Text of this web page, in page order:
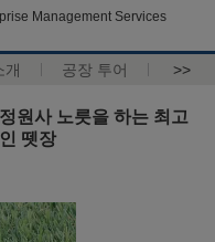
Management Services
개 공장 투어 >>
원사 노릇을 하는 최고
뗏장